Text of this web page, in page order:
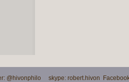
@hivonphilo skype: robert.hivon